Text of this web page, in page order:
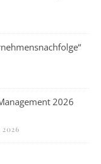
2026